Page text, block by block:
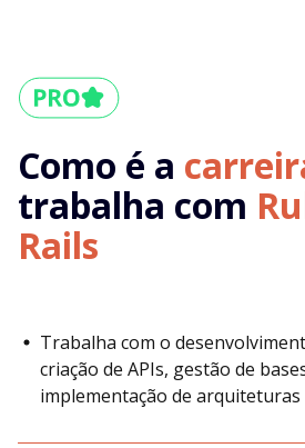
Como é a
trabalha com
Rails
Trabalha com o
criação de APIs, gestão de
implementação de arquiteturas